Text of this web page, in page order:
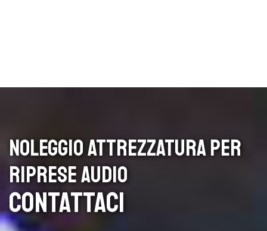
NOLEGGIO ATTREZZATURA PER
RIPRESE AUDIO
CONTATTACI